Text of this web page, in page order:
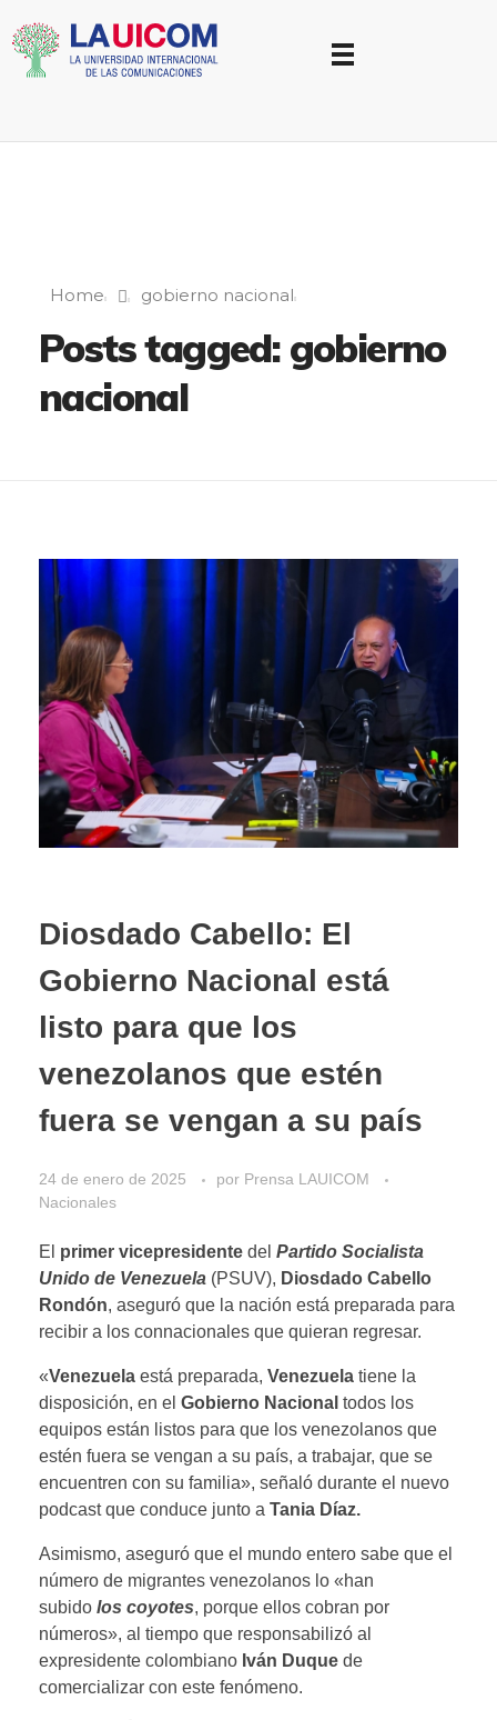
Home gobierno nacional
Posts tagged: gobierno
nacional
Diosdado Cabello: El
Gobierno Nacional está
listo para que los
venezolanos que estén
fuera se vengan a su país
24 de enero de 2025 por Prensa LAUICOM
Nacionales
El primer vicepresidente del Partido Socialista
Unido de Venezuela (PSUV), Diosdado Cabello
Rondón, aseguró que la nación está preparada para
recibir a los connacionales que quieran regresar.
«Venezuela está preparada, Venezuela tiene la
disposición, en el Gobierno Nacional todos los
equipos están listos para que los venezolanos que
estén fuera se vengan a su país, a trabajar, que se
encuentren con su familia», señaló durante el nuevo
podcast que conduce junto a Tania Díaz.
Asimismo, aseguró que el mundo entero sabe que el
número de migrantes venezolanos lo «han
subido los coyotes, porque ellos cobran por
números», al tiempo que responsabilizó al
expresidente colombiano Iván Duque de
comercializar con este fenómeno.